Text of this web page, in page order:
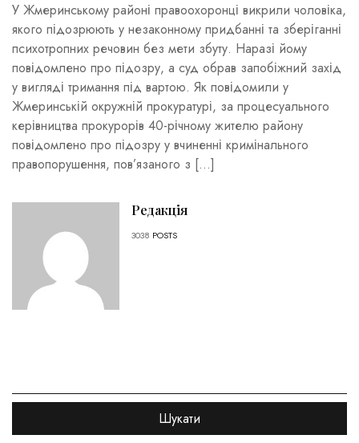
У Жмеринському районі правоохоронці викрили чоловіка,
якого підозрюють у незаконному придбанні та зберіганні
психотропних речовин без мети збуту. Наразі йому
повідомлено про підозру, а суд обрав запобіжний захід
у вигляді тримання під вартою. Як повідомили у
Жмеринській окружній прокуратурі, за процесуального
керівництва прокурорів 40-річному жителю району
повідомлено про підозру у вчиненні кримінального
правопорушення, пов’язаного з […]
Редакція
3038 POSTS